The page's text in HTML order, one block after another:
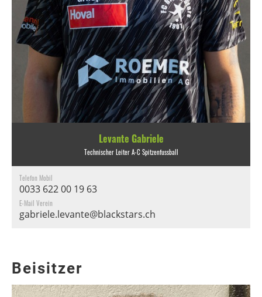
Levante Gabriele
Technischer Leiter A-C Spitzenfussball
Telefon Mobil
0033 622 00 19 63
E-Mail Verein
gabriele.levante@blackstars.ch
Beisitzer